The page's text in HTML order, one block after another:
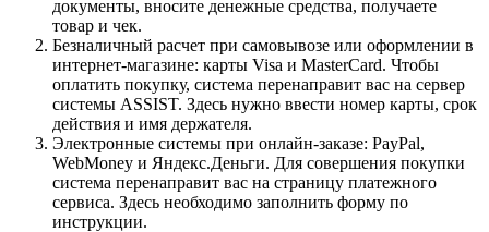
документы, вносите денежные средства, получаете
товар и чек.
Безналичный расчет при самовывозе или оформлении в
интернет-магазине: карты Visa и MasterCard. Чтобы
оплатить покупку, система перенаправит вас на сервер
системы ASSIST. Здесь нужно ввести номер карты, срок
действия и имя держателя.
Электронные системы при онлайн-заказе: PayPal,
WebMoney и Яндекс.Деньги. Для совершения покупки
система перенаправит вас на страницу платежного
сервиса. Здесь необходимо заполнить форму по
инструкции.